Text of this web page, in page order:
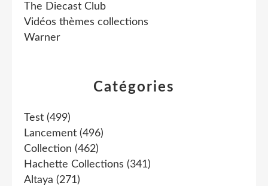
Catégories
Test (499)
Lancement (496)
Collection (462)
Hachette Collections (341)
Altaya (271)
The Diecast Club
Vidéos thèmes collections
Warner